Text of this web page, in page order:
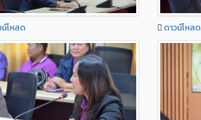
น์โหลด ดาวน์โหลด